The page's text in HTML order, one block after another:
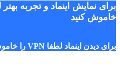
برای نمایش اینماد و تجربه
خاموش کنید
برای دیدن اینماد لطفا VPN را خاموش کنید